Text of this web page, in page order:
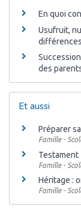
En quoi
Usufruit,
des
Et aussi
Préparer
Famille -
Testament
Famille -
Héritage :
Famille -